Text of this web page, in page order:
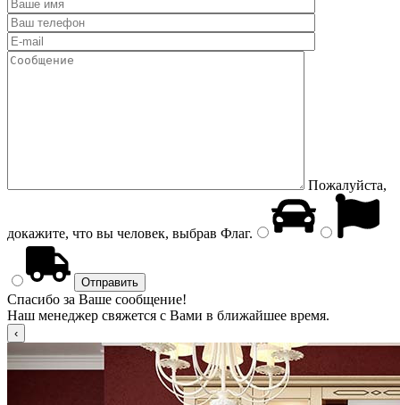
Пожалуйста,
докажите, что вы человек, выбрав Флаг.
Спасибо за Ваше сообщение!
Наш менеджер свяжется с Вами в ближайшее время.